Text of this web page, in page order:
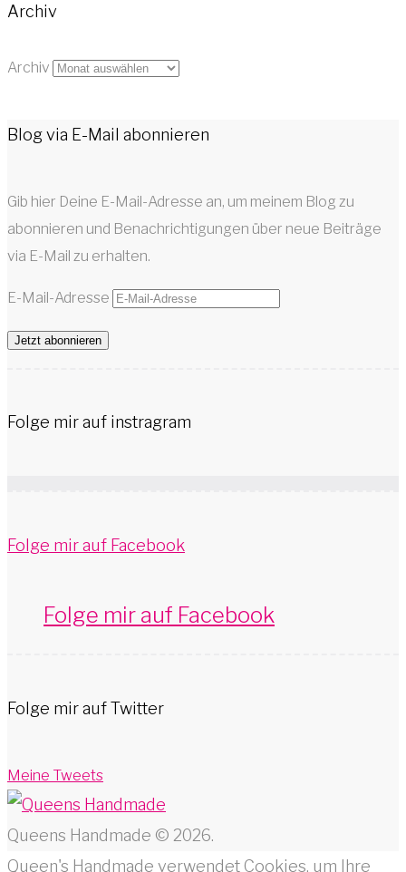
Archiv
Archiv
Blog via E-Mail abonnieren
Gib hier Deine E-Mail-Adresse an, um meinem Blog zu
abonnieren und Benachrichtigungen über neue Beiträge
via E-Mail zu erhalten.
E-Mail-Adresse
Jetzt abonnieren
Folge mir auf instragram
Folge mir auf Facebook
Folge mir auf Facebook
Folge mir auf Twitter
Meine Tweets
Queens Handmade © 2026.
Queen's Handmade verwendet Cookies, um Ihre